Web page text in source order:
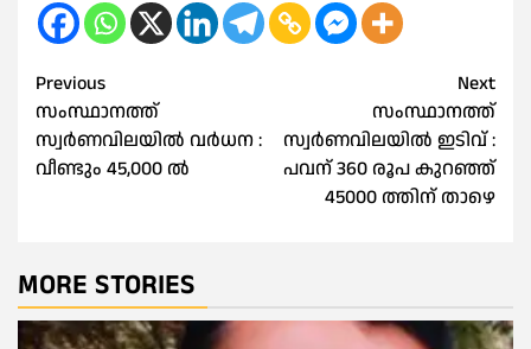
Post
navigation
Previous
സംസ്ഥാനത്ത്
സ്വര്‍ണവിലയിൽ വർധന :
വീണ്ടും 45,000 ല്‍
Next
സംസ്ഥാനത്ത്
സ്വർണവിലയിൽ ഇടിവ് :
പവന് 360 രൂപ കുറഞ്ഞ്
45000 ത്തിന് താഴെ
MORE STORIES